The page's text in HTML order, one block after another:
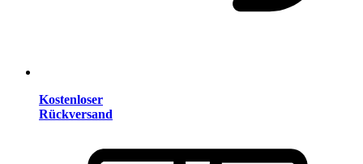
Kostenloser
Rückversand